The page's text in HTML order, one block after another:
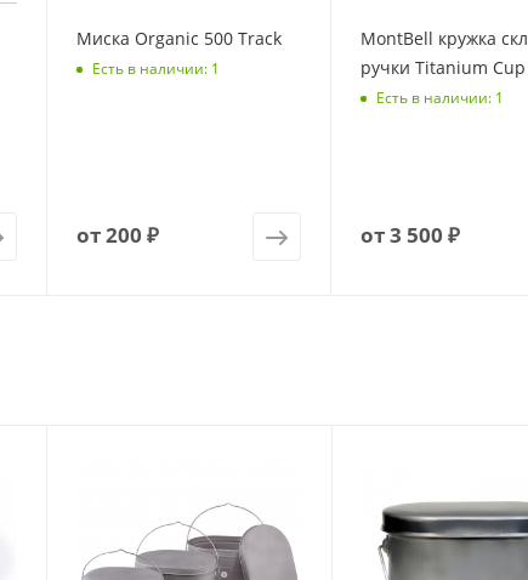
Миска Organic 500 Track
Есть в наличии: 1
от200 ₽
MontBell кружка
ручки Titanium
Есть в наличии: 1
от3 500 ₽